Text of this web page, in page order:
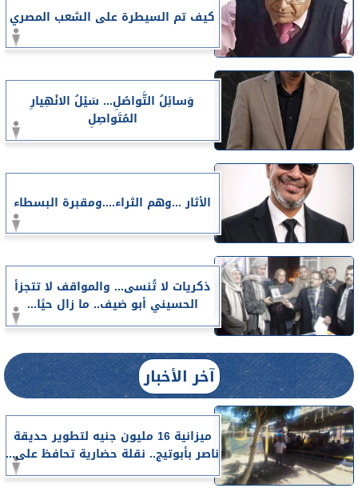
كيف تم السيطرة على الشعب المصري
وَسائِلُ التَّواصُلِ... سَيْلُ الانْهِيارِ
المُتَواصِلِ
الأثار ...وهم الثراء....ومقبرة البسطاء
ذكريات لا تُنسى... والمواقف لا تتجزأ
الحسيني أبو ضيف.. ما زال حيًا...
آخر الأخبار
ميزانية 16 مليون جنيه لتطوير حديقة
ناصر بأبوتيج.. نقلة حضارية تحافظ على...